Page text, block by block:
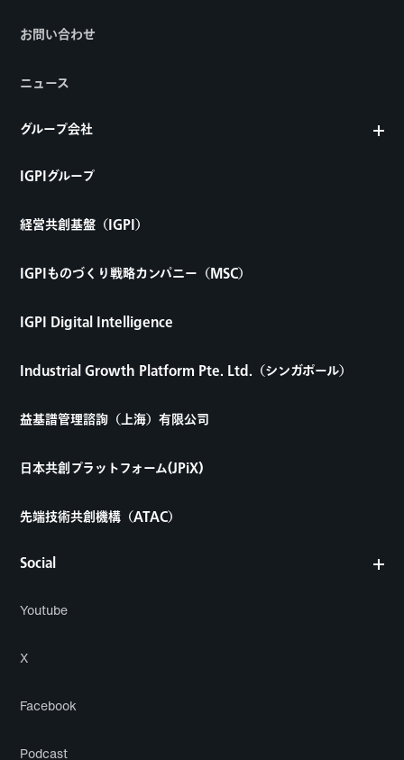
Social
Youtube
X
Facebook
Podcast
お問い合わせ
ニュース
グループ会社
IGPIグループ
経営共創基盤（IGPI）
IGPIものづくり戦略カンパニー（MSC）
IGPI Digital Intelligence
Industrial Growth Platform Pte. Ltd.（シンガポール）
益基譜管理諮詢（上海）有限公司
日本共創プラットフォーム(JPiX)
先端技術共創機構（ATAC）